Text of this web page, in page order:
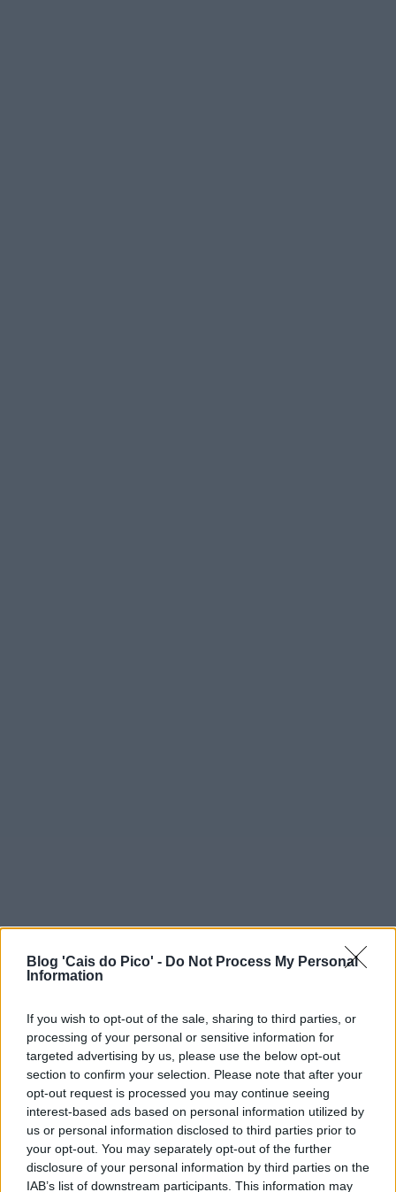
Blog 'Cais do Pico' - Do Not Process My Personal
Information
If you wish to opt-out of the sale, sharing to third parties, or
processing of your personal or sensitive information for
targeted advertising by us, please use the below opt-out
section to confirm your selection. Please note that after your
opt-out request is processed you may continue seeing
interest-based ads based on personal information utilized by
us or personal information disclosed to third parties prior to
your opt-out. You may separately opt-out of the further
disclosure of your personal information by third parties on the
IAB’s list of downstream participants. This information may